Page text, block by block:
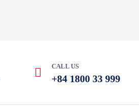
CALL US
+84 1800 33 999